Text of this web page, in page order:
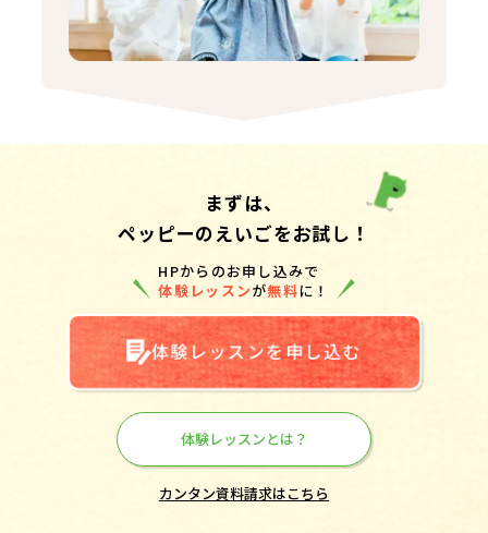
まずは、
ペッピーのえいごをお試し！
HPからのお申し込みで
体験レッスンが無料に！
体験レッスンを申し込む
体験レッスンとは？
カンタン資料請求はこちら